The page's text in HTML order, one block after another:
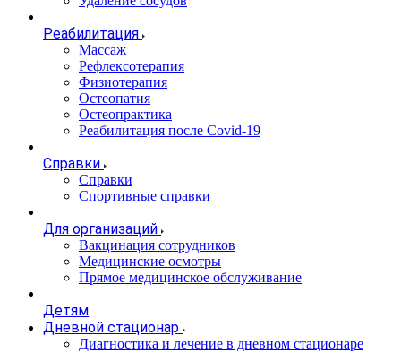
Реабилитация
Массаж
Рефлексотерапия
Физиотерапия
Остеопатия
Остеопрактика
Реабилитация после Covid-19
Справки
Справки
Спортивные справки
Для организаций
Вакцинация сотрудников
Медицинские осмотры
Прямое медицинское обслуживание
Детям
Дневной стационар
Диагностика и лечение в дневном стационаре